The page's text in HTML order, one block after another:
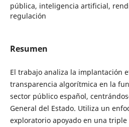
pública, inteligencia artificial,
regulación
Resumen
El trabajo analiza la implantación
transparencia algorítmica en la
sector público español,
General del Estado. Utiliza un
exploratorio apoyado en una